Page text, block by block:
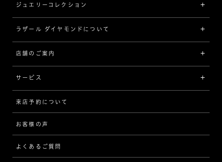
婚約指輪（エンゲージリング）
[素材から選ぶ]
プラチナ
イエローゴールド
コンビネーション
[フォルムから選ぶ]
ストレート
ジュエリーコレクション
ジュエリーコレクショントップ
ジュエリー一覧
リング
ネックレス/ペンダント
ピアス/イヤリング
ブレスレット
ラザール ダイヤモンドについて
ラザール ダイヤモンドについて
品質
歴史
企業の取り組み
店舗のご案内
サービス
サービスについて
アフターサービス
MESSAGE IN DIAMOND
来店予約について
お客様の声
よくあるご質問